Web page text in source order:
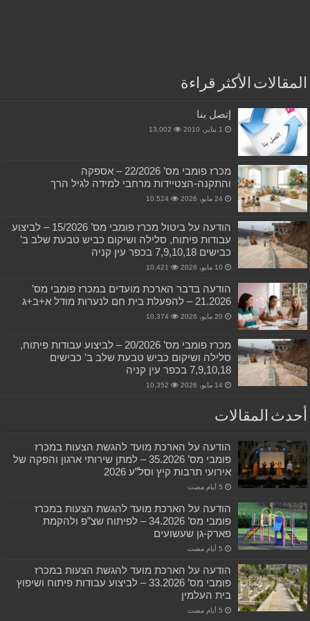
المقالات الأكثر قراءة
إتصل بنا
1 يناير، 2010 13,002
מכרז פומבי מס’ 22/2026 – אספקה
והתקנה-הצטיידות מרחבי למידה לגיל הרך
24 مايو، 2026 10,524
הודעה על ביטול מכרז פומבי מס’ 15/2026 – לביצוע
עבודות פיתוח, סלילה ושיקום כביש טבעת שלב ב’
כבישים 7,9,10,18 בכפר עין קניה
10 مايو، 2026 10,421
הודעה בדבר הארכת מועדים במכרז פומבי מס’
21.2026 – להפעלת בית חם לנערות מודל א+ב+ג
20 مايو، 2026 10,374
מכרז פומבי מס’ 20/2026 – לביצוע עבודות פיתוח,
סלילה ושיקום כביש טבעת שלב ב’ כבישים
7,9,10,18 בכפר עין קניה
14 مايو، 2026 10,352
أحدث المقالات
הודעה על הארכת מועד להגשת הצעות במכרז
פומבי מס’ 35.2026 – למתן שירותי ארגון והפקה של
אירועי תרבות קיץ וסל”ע 2026
הודעה על הארכת מועד להגשת הצעות במכרז
פומבי מס’ 34.2026 – לפיתוח שצ”פ ולהקמת
פארק-גן שעשועים
הודעה על הארכת מועד להגשת הצעות במכרז
פומבי מס’ 33.2026 – לביצוע עבודות פיתוח ושיפוץ
בית העלמין